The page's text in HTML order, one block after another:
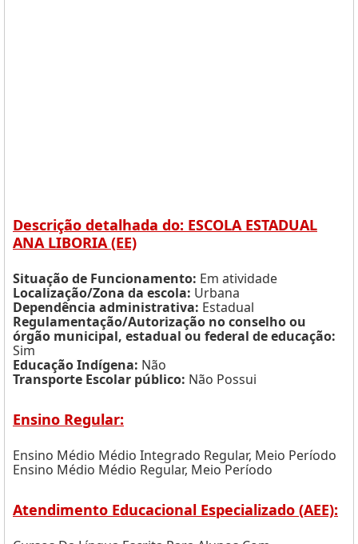
Descrição detalhada do: ESCOLA ESTADUAL
ANA LIBORIA (EE)
Situação de Funcionamento: Em atividade
Localização/Zona da escola: Urbana
Dependência administrativa: Estadual
Regulamentação/Autorização no conselho ou
órgão municipal, estadual ou federal de educação:
Sim
Educação Indígena: Não
Transporte Escolar público: Não Possui
Ensino Regular:
Ensino Médio Médio Integrado Regular, Meio Período
Ensino Médio Médio Regular, Meio Período
Atendimento Educacional Especializado (AEE):